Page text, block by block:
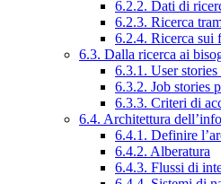
6.2.2. Dati di
6.2.3. Ricerca
6.2.4. Ricerca sui
6.3. Dalla ricerca ai
6.3.1. User
6.3.2. Job stories
6.3.3. Criteri di
6.4. Architettura
6.4.1. Definire
6.4.2. Alberatura
6.4.3. Flussi di